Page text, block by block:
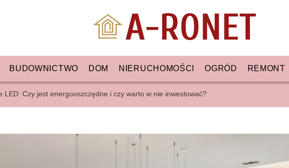
BUDOWNICTWO DOM NIERUCHOMOŚCI OGRÓD REMONT
LED: Czy jest energooszczędne i czy warto w nie inwestować?